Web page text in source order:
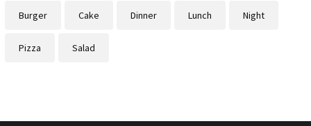
Burger Cake Dinner Lunch Night
Pizza Salad